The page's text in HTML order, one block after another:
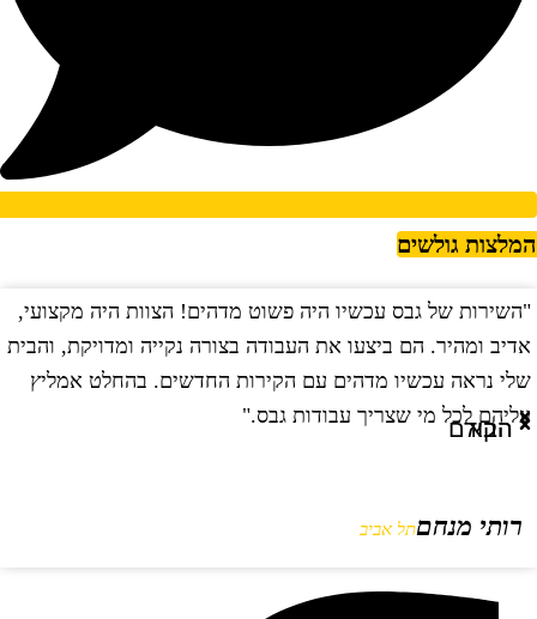
גולשים
"השירות של גבס עכשיו היה פשוט מדהים! הצוות היה מקצועי,
אדיב ומהיר. הם ביצעו את העבודה בצורה נקייה ומדויקת, והבית
שלי נראה עכשיו מדהים עם הקירות החדשים. בהחלט אמליץ
עליהם לכל מי שצריך עבודות גבס."
רותי מנחםתל אביב
הקודם
הבא